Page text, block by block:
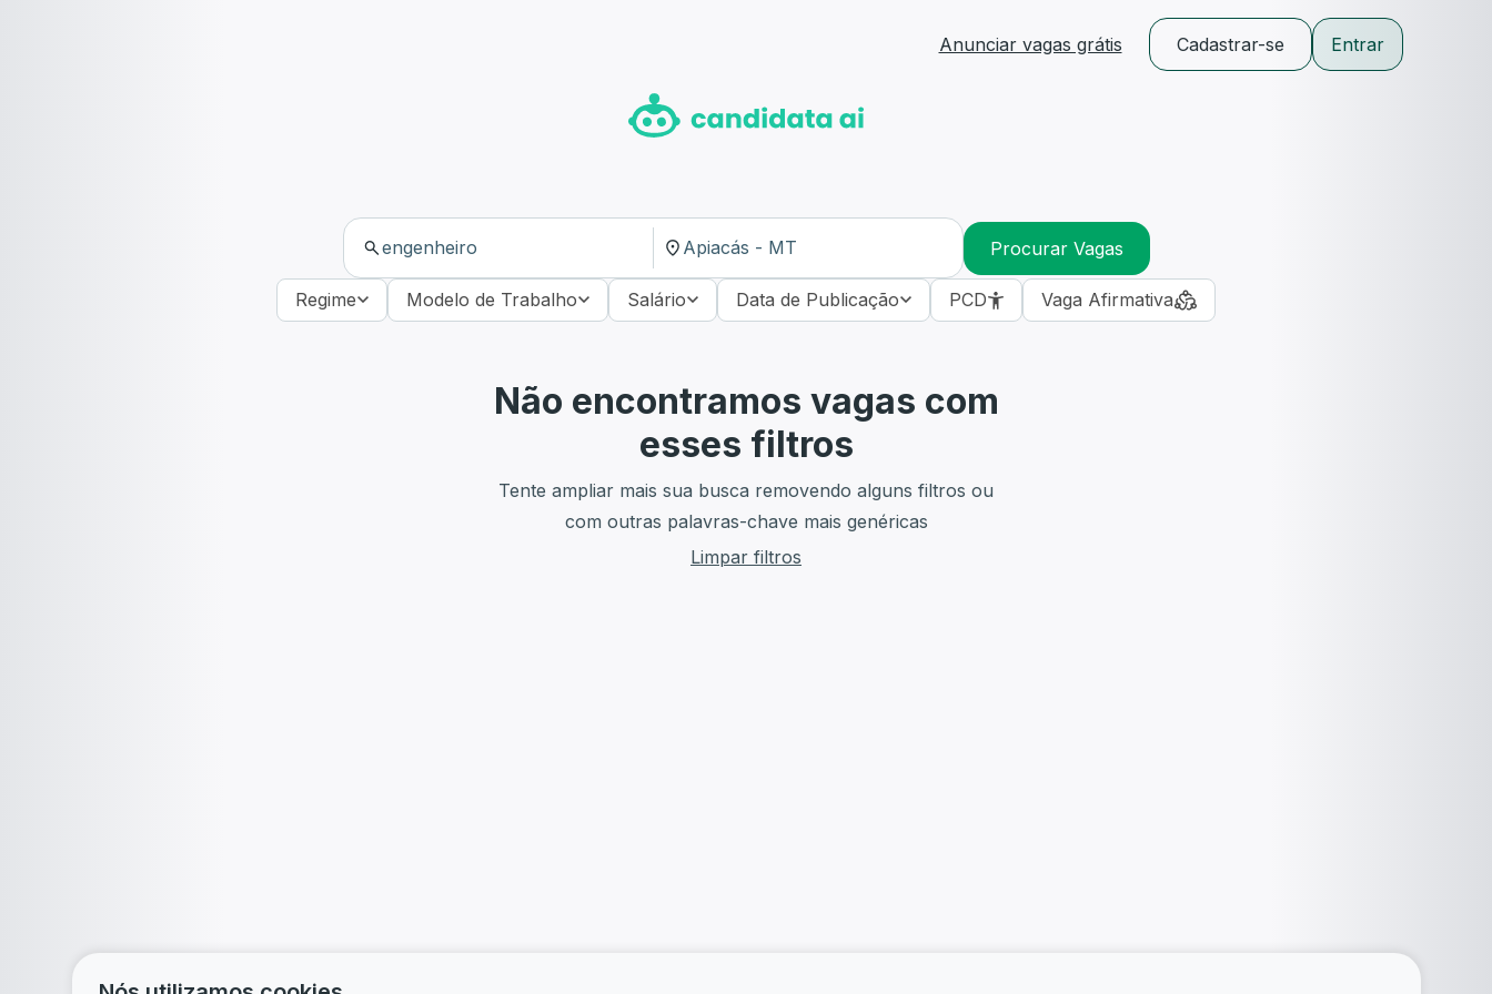
Anunciar vagas grátis Cadastrar-se Entrar
Procurar Vagas
Regime Modelo de Trabalho Salário Data de Publicação PCD Vaga Afirmativa
Não encontramos vagas com
esses filtros
Tente ampliar mais sua busca removendo alguns filtros ou
com outras palavras-chave mais genéricas
Limpar filtros